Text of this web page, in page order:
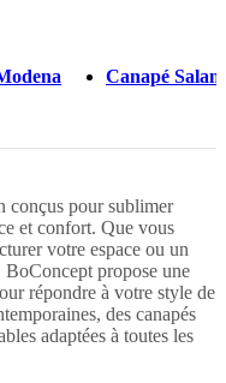
Canapé
conçus pour sublimer
et confort. Que vous
votre espace ou un
BoConcept propose une
répondre à votre style de
des canapés
adaptées à toutes les